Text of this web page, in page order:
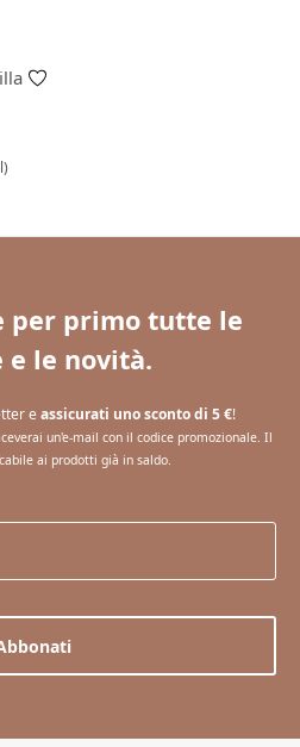
per primo tutte le
le novità.
e assicurati uno sconto di 5 €!
un'e-mail con il codice promozionale. Il
ai prodotti già in saldo.